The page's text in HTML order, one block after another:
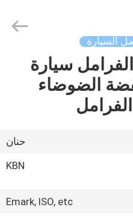
السيارة
سيارة
الضوضاء
حنان
KBN
Emark, ISO, etc